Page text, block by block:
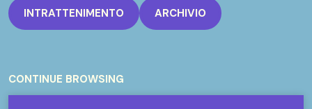
INTRATTENIMENTO ARCHIVIO
CONTINUE BROWSING